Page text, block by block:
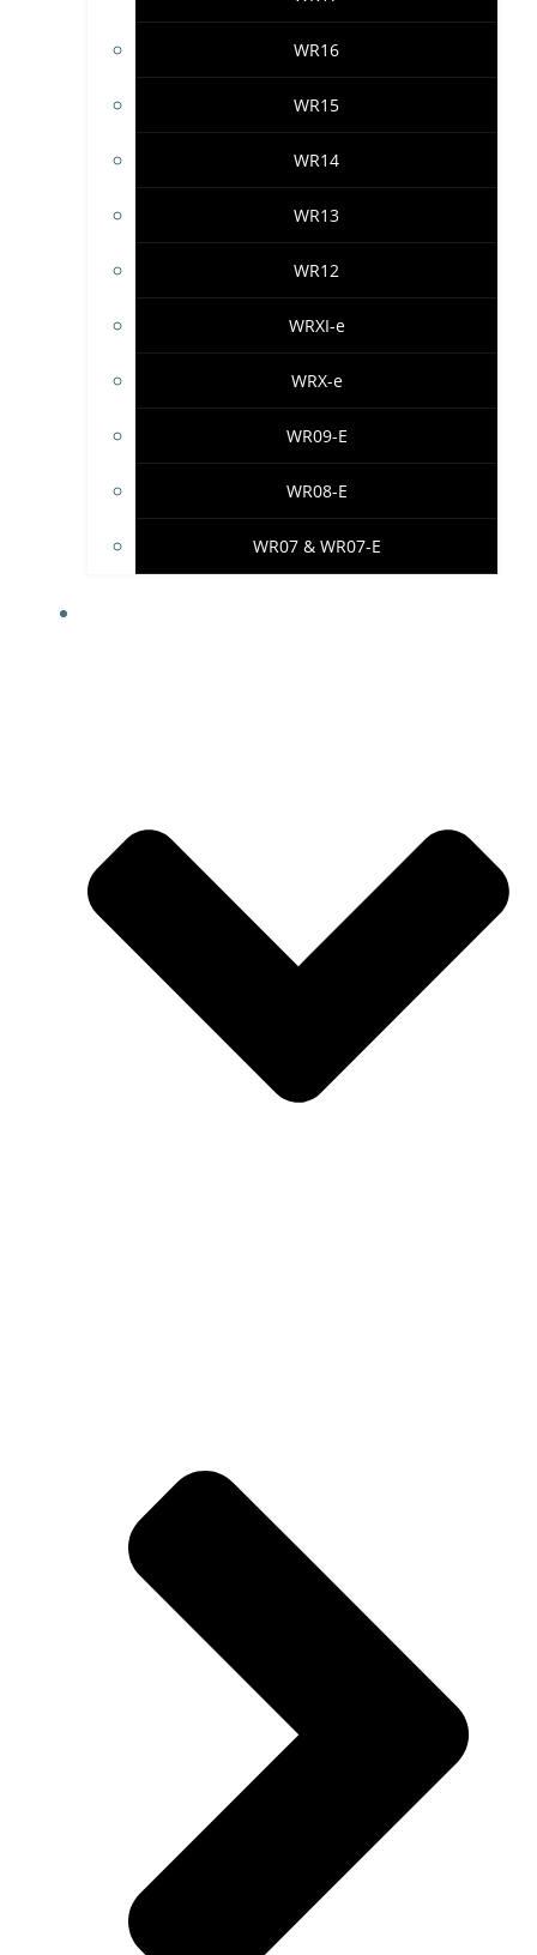
WR16
WR15
WR14
WR13
WR12
WRXI-e
WRX-e
WR09-E
WR08-E
WR07 & WR07-E